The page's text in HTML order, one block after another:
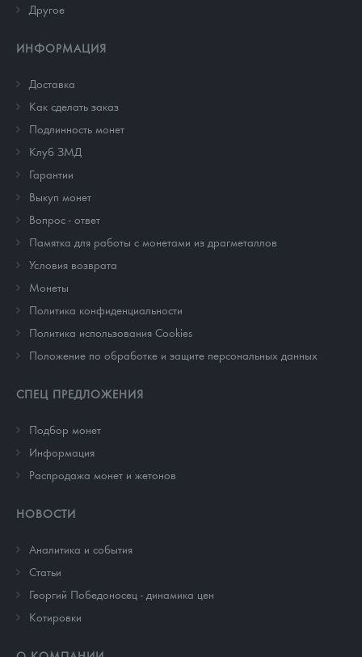
Другое
ИНФОРМАЦИЯ
Доставка
Как сделать заказ
Подлинность монет
Клуб ЗМД
Гарантии
Выкуп монет
Вопрос - ответ
Памятка для работы с монетами из драгметаллов
Условия возврата
Монеты
Политика конфиденциальности
Политика использования Cookies
Положение по обработке и защите персональных данных
СПЕЦ ПРЕДЛОЖЕНИЯ
Подбор монет
Информация
Распродажа монет и жетонов
НОВОСТИ
Аналитика и события
Cтатьи
Георгий Победоносец - динамика цен
Котировки